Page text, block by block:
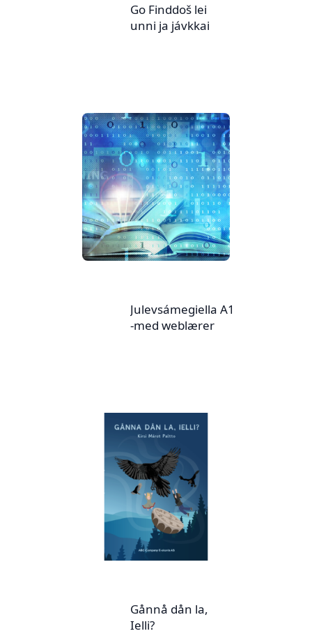
Go Finddoš lei
unni ja jávkkai
Julevsámegiella A1
-med weblærer
Gånnå dån la,
Ielli?